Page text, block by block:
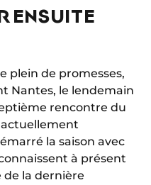
ENSUITE
plein de promesses,
Nantes, le lendemain
rencontre du
actuellement
la saison avec
à présent
de la dernière